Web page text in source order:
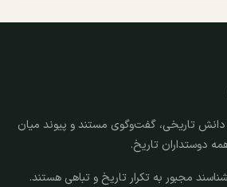
تاریخی، گفت‌وگوی مستند و پیوند میان
دوستداران تاریخ.
مجبور به تکرار تاریخ و تباهی هستند.